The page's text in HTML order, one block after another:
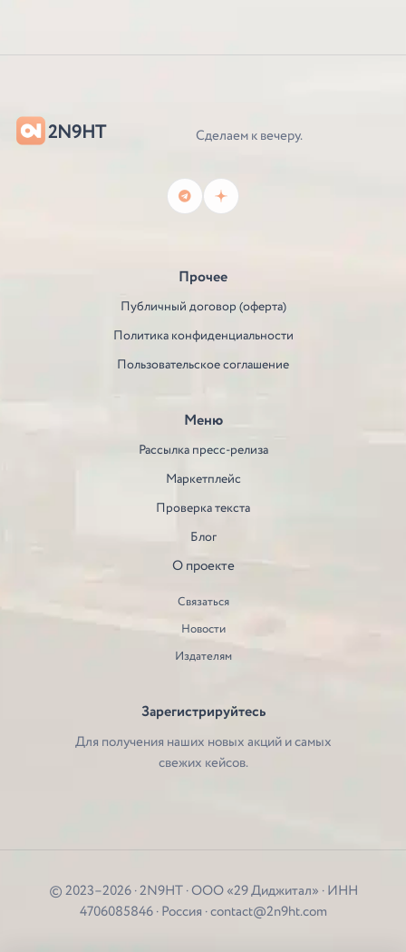
2N9HT Сделаем к вечеру.
Прочее
Публичный договор (оферта)
Политика конфиденциальности
Пользовательское соглашение
Меню
Рассылка пресс-релиза
Маркетплейс
Проверка текста
Блог
О проекте
Связаться
Новости
Издателям
Зарегистрируйтесь
Для получения наших новых акций и самых
свежих кейсов.
© 2023–2026 · 2N9HT · ООО «29 Диджитал» · ИНН
4706085846 · Россия · contact@2n9ht.com